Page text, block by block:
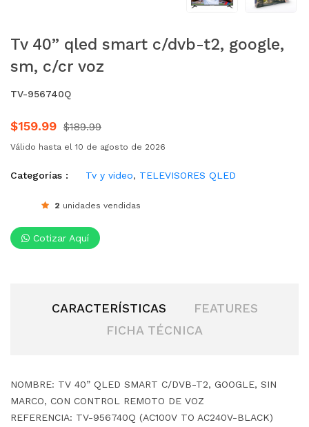
Tv 40” qled smart c/dvb-t2, google,
sm, c/cr voz
TV-956740Q
$159.99 $189.99
Válido hasta el 10 de agosto de 2026
Categorías : Tv y video, TELEVISORES QLED
2 unidades vendidas
Cotizar Aquí
CARACTERÍSTICAS
FEATURES
FICHA TÉCNICA
NOMBRE: TV 40” QLED SMART C/DVB-T2, GOOGLE, SIN
MARCO, CON CONTROL REMOTO DE VOZ
REFERENCIA: TV-956740Q (AC100V TO AC240V-BLACK)